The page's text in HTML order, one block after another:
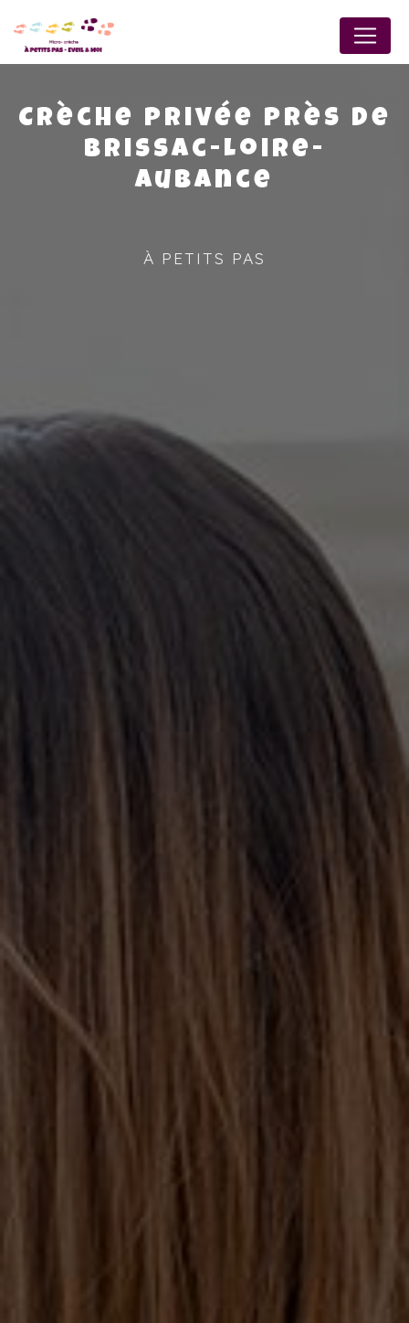
Crèche privée près de
Brissac-Loire-
Aubance
À PETITS PAS